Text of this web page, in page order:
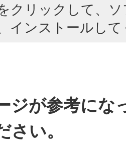
クリックして、
インストールし
ジが参考にな
さい。